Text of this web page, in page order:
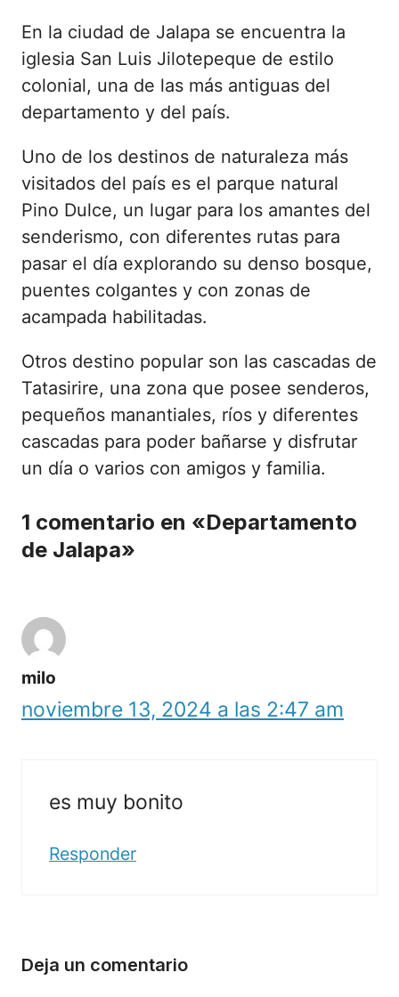
En la ciudad de Jalapa se encuentra la
iglesia San Luis Jilotepeque de estilo
colonial, una de las más antiguas del
departamento y del país.
Uno de los destinos de naturaleza más
visitados del país es el parque natural
Pino Dulce, un lugar para los amantes del
senderismo, con diferentes rutas para
pasar el día explorando su denso bosque,
puentes colgantes y con zonas de
acampada habilitadas.
Otros destino popular son las cascadas de
Tatasirire, una zona que posee senderos,
pequeños manantiales, ríos y diferentes
cascadas para poder bañarse y disfrutar
un día o varios con amigos y familia.
1 comentario en «Departamento
de Jalapa»
milo
noviembre 13, 2024 a las 2:47 am
es muy bonito
Responder
Deja un comentario